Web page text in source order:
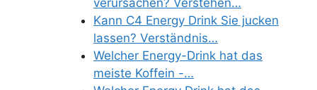
verursachen? Verstehen…
Kann C4 Energy Drink Sie jucken
lassen? Verständnis…
Welcher Energy-Drink hat das
meiste Koffein -…